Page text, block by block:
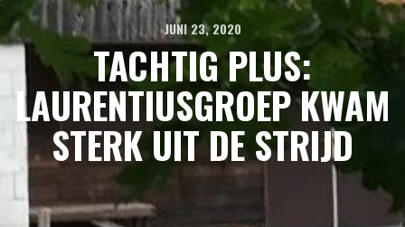
JUNI 23, 2020
TACHTIG PLUS:
LAURENTIUSGROEP KWAM
STERK UIT DE STRIJD